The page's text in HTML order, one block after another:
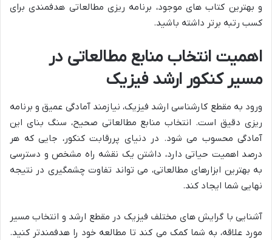
و بهترین کتاب های موجود، برنامه ریزی مطالعاتی هدفمندی برای
کسب رتبه برتر داشته باشید.
اهمیت انتخاب منابع مطالعاتی در
مسیر کنکور ارشد فیزیک
ورود به مقطع کارشناسی ارشد فیزیک، نیازمند آمادگی عمیق و برنامه
ریزی دقیق است. انتخاب منابع مطالعاتی صحیح، سنگ بنای این
آمادگی محسوب می شود. در دنیای پررقابت کنکور، جایی که هر
درصد اهمیت حیاتی دارد، داشتن یک نقشه راه مشخص و دسترسی
به بهترین ابزارهای مطالعاتی، می تواند تفاوت چشمگیری در نتیجه
نهایی شما ایجاد کند.
آشنایی با گرایش های مختلف فیزیک در مقطع ارشد و انتخاب مسیر
مورد علاقه، به شما کمک می کند تا مطالعه خود را هدفمندتر کنید.